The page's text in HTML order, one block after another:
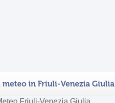
meteo in Friuli-Venezia Giulia